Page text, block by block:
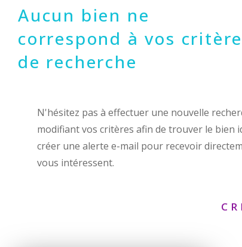
Aucun bien ne
correspond à vos
de recherche
N'hésitez pas à effectuer une nouvelle
modifiant vos critères afin de trouver le bien
créer une alerte e-mail pour recevoir
vous intéressent.